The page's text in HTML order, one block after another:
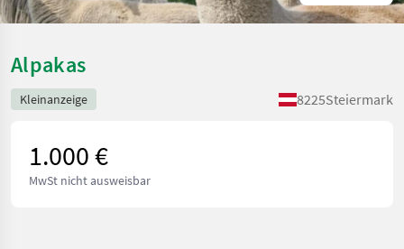
Alpakas
Kleinanzeige 8225Steiermark
1.000 €
MwSt nicht ausweisbar